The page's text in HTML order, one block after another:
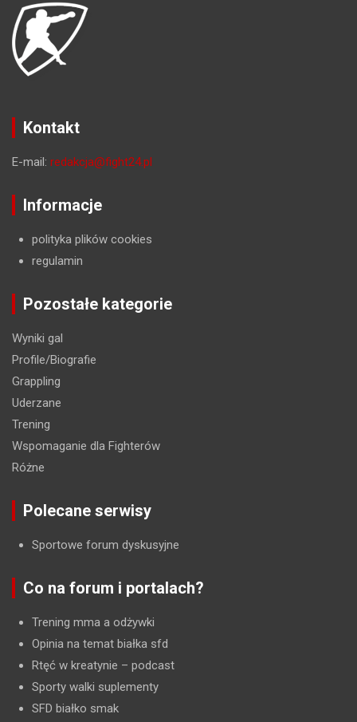
Kontakt
E-mail: redakcja@fight24.pl
Informacje
polityka plików cookies
regulamin
Pozostałe kategorie
Wyniki gal
Profile/Biografie
Grappling
Uderzane
Trening
Wspomaganie dla Fighterów
Różne
Polecane serwisy
Sportowe forum dyskusyjne
Co na forum i portalach?
Trening mma a odżywki
Opinia na temat białka sfd
Rtęć w kreatynie – podcast
Sporty walki suplementy
SFD białko smak